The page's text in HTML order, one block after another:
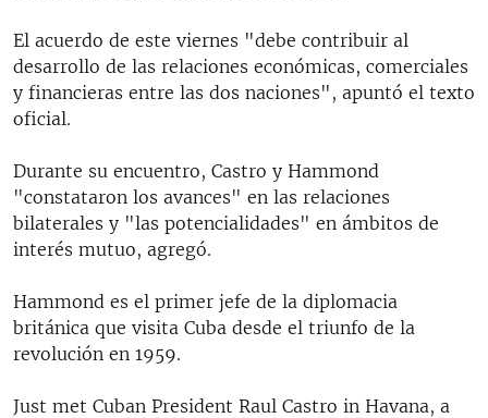
El acuerdo de este viernes "debe contribuir al
desarrollo de las relaciones económicas, comerciales
y financieras entre las dos naciones", apuntó el texto
oficial.
Durante su encuentro, Castro y Hammond
"constataron los avances" en las relaciones
bilaterales y "las potencialidades" en ámbitos de
interés mutuo, agregó.
Hammond es el primer jefe de la diplomacia
británica que visita Cuba desde el triunfo de la
revolución en 1959.
Just met Cuban President Raul Castro in Havana, a